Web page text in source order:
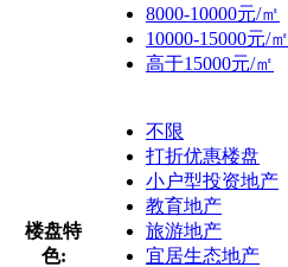
8000-10000元/㎡
10000-15000元/㎡
高于15000元/㎡
楼盘特
色:
不限
打折优惠楼盘
小户型投资地产
教育地产
旅游地产
宜居生态地产